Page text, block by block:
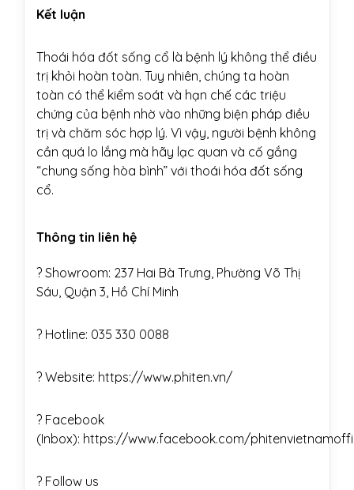
Kết luận
Thoái hóa đốt sống cổ là bệnh lý không thể điều
trị khỏi hoàn toàn. Tuy nhiên, chúng ta hoàn
toàn có thể kiểm soát và hạn chế các triệu
chứng của bệnh nhờ vào những biện pháp điều
trị và chăm sóc hợp lý. Vì vậy, người bệnh không
cần quá lo lắng mà hãy lạc quan và cố gắng
“chung sống hòa bình” với thoái hóa đốt sống
cổ.
Thông tin liên hệ
? Showroom: 237 Hai Bà Trưng, Phường Võ Thị
Sáu, Quận 3, Hồ Chí Minh
? Hotline: 035 330 0088
? Website: https://www.phiten.vn/
? Facebook
(Inbox): https://www.facebook.com/
? Follow us